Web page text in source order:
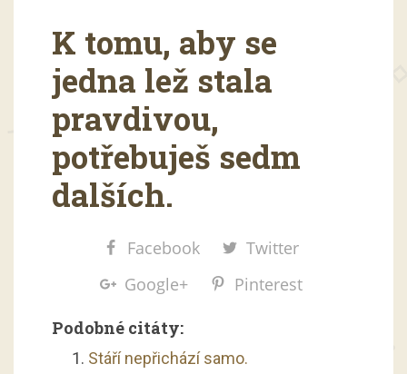
K tomu, aby se
jedna lež stala
pravdivou,
potřebuješ sedm
dalších.
Facebook
Twitter
Google+
Pinterest
Podobné citáty:
Stáří nepřichází samo.